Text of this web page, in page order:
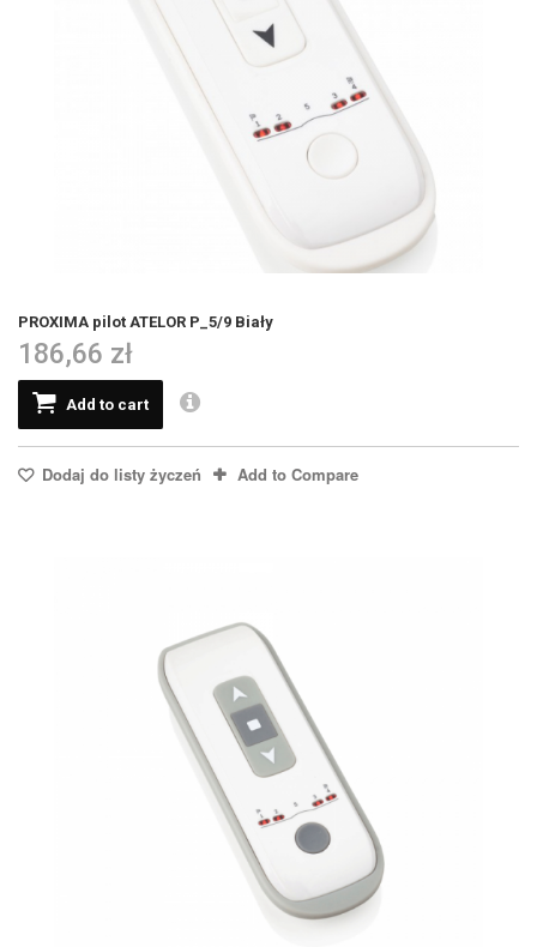
PROXIMA pilot ATELOR P_5/9 Biały
186,66 zł
Add to cart
Dodaj do listy życzeń Add to Compare